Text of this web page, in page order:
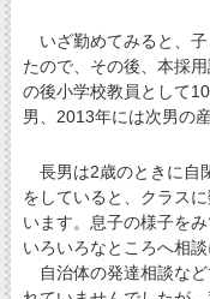
いざ勤めてみると、子
たので、その後、本採
の後小学校教員として
男、2013年には次男の
長男は2歳のときに自
をしていると、クラス
います。息子の様子を
いろいろなところへ相談
自治体の発達相談など